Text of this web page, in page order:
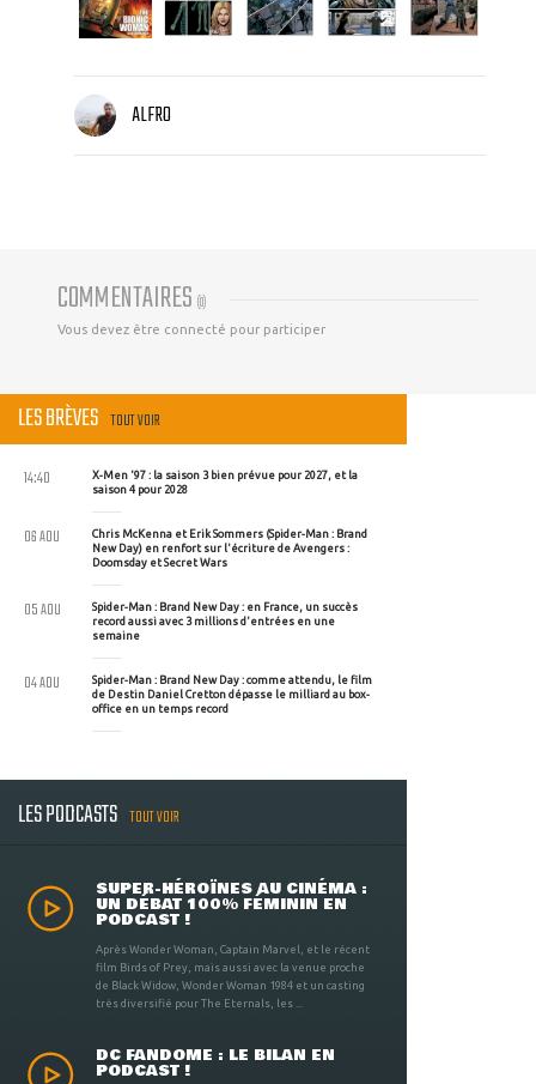
ALFRO
COMMENTAIRES (0)
Vous devez être connecté pour participer
LES BRÈVES TOUT VOIR
X-Men '97 : la saison 3 bien prévue pour 2027, et la
saison 4 pour 2028
14:40
Chris McKenna et Erik Sommers (Spider-Man : Brand
New Day) en renfort sur l'écriture de Avengers :
Doomsday et Secret Wars
06 AOU
Spider-Man : Brand New Day : en France, un succès
record aussi avec 3 millions d'entrées en une
semaine
05 AOU
Spider-Man : Brand New Day : comme attendu, le film
de Destin Daniel Cretton dépasse le milliard au box-
office en un temps record
04 AOU
LES PODCASTS TOUT VOIR
SUPER-HÉROÏNES AU CINÉMA :
UN DÉBAT 100% FÉMININ EN
PODCAST !
Après Wonder Woman, Captain Marvel, et le récent
film Birds of Prey, mais aussi avec la venue proche
de Black Widow, Wonder Woman 1984 et un casting
très diversifié pour The Eternals, les ...
DC FANDOME : LE BILAN EN
PODCAST !